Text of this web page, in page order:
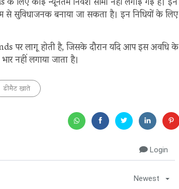
सुविधाजनक बनाया जा सकता है। इन निधियों के लिए
पर लागू होती है, जिसके दौरान यदि आप इस अवधि के
नहीं लगाया जाता है।
डीमैट खाते
Login
Newest